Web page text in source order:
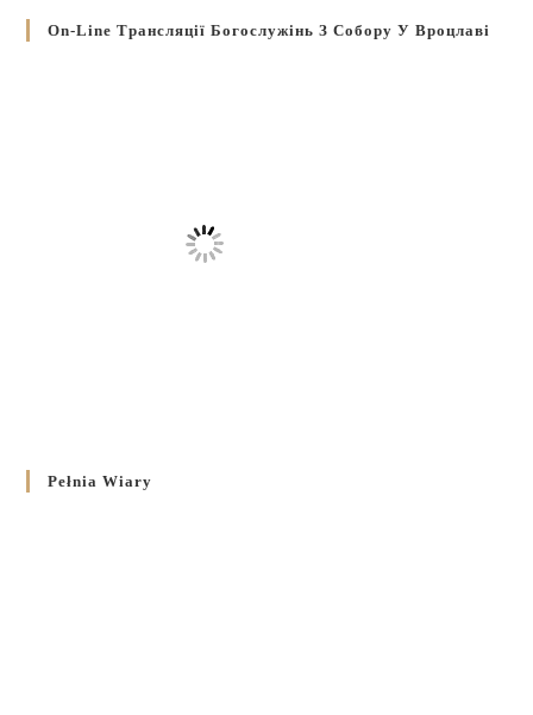
On-Line Трансляції Богослужінь З Собору У Вроцлаві
Pełnia Wiary